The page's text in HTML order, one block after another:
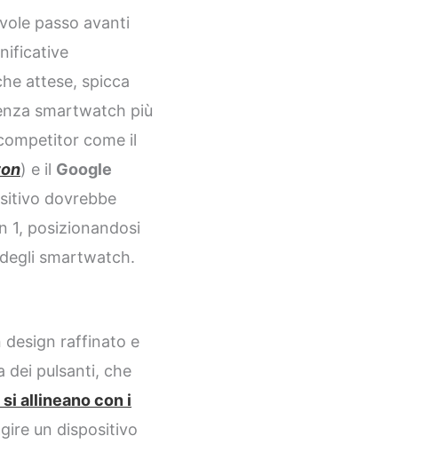
passo avanti
attese, spicca
smartwatch più
come il
) e il Google
dovrebbe
1, posizionandosi
smartwatch.
design raffinato e
dei pulsanti, che
allineano con i
un dispositivo